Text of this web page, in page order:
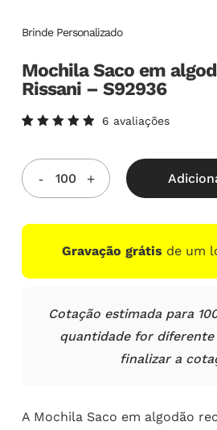
Brinde Personalizado
Mochila Saco em
Rissani – S92936
5.00de
5, com
baseado
em
clientes
6 avaliações
Gravação grátis de um
Cotação estimada para
quantidade for
finalizar a
A Mochila Saco em algodão